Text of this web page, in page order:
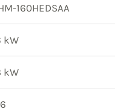
160HEDSAA
kW
kW